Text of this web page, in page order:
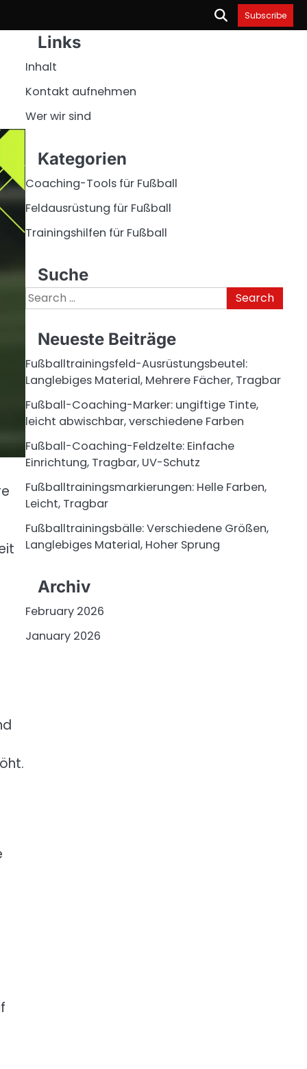
Subscribe
Links
Inhalt
Kontakt aufnehmen
Wer wir sind
Kategorien
Coaching-Tools für Fußball
Feldausrüstung für Fußball
Trainingshilfen für Fußball
Suche
Search
for:
Neueste Beiträge
Fußballtrainingsfeld-Ausrüstungsbeutel:
Langlebiges Material, Mehrere Fächer, Tragbar
Fußball-Coaching-Marker: ungiftige Tinte,
leicht abwischbar, verschiedene Farben
Fußball-Coaching-Feldzelte: Einfache
Einrichtung, Tragbar, UV-Schutz
Fußballtrainingsmarkierungen: Helle Farben,
Leicht, Tragbar
Fußballtrainingsbälle: Verschiedene Größen,
Langlebiges Material, Hoher Sprung
Archiv
February 2026
January 2026